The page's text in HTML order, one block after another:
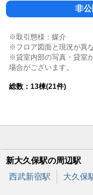
非
※取引態様：媒介
※フロア図面と現況が異
※貸室内部の写真・貸室
場合がございます。
総数： 13棟(21件)
新大久保駅の周辺駅
西武新宿駅
大久保